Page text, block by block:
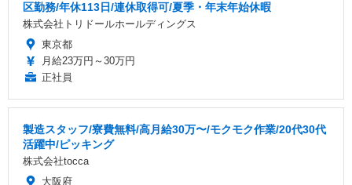
区勤務/年休113日/連休取得可/夏季・年末年始休暇
株式会社トリドールホールディングス
東京都
月給23万円～30万円
正社員
製造スタッフ/寮費無料/高月給30万〜/モクモク作業/20代30代
活躍中/ピッキング
株式会社tocca
大阪府